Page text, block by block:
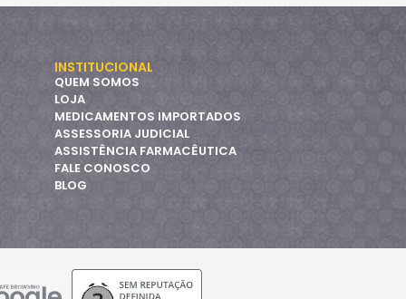
INSTITUCIONAL
QUEM SOMOS
LOJA
MEDICAMENTOS IMPORTADOS
ASSESSORIA JUDICIAL
ASSISTÊNCIA FARMACÊUTICA
FALE CONOSCO
BLOG